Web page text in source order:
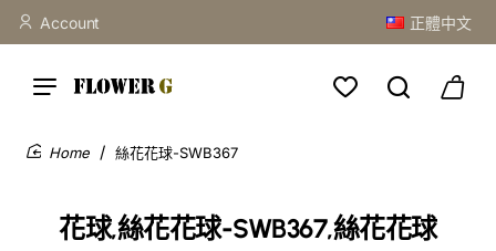
Account 正體中文
花球,絲花花球-SWB367,絲花花球
絲花花球-SWB367